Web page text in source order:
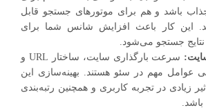
باشد و هم برای موتورهای جستجو قابل
این کار باعث افزایش شانس شما برای
نتایج جستجو می‌شود.
سرعت بارگذاری سایت، ساختار URL و
عوامل مهم در سئو هستند. بهینه‌سازی این
زیادی در تجربه کاربری و همچنین رتبه‌بندی